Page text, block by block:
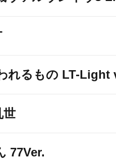
れるもの LT-Light
世
77Ver.